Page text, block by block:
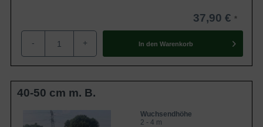
37,90 €
- + In den Warenkorb
40-50 cm m. B.
Wuchsendhöhe
2 - 4 m